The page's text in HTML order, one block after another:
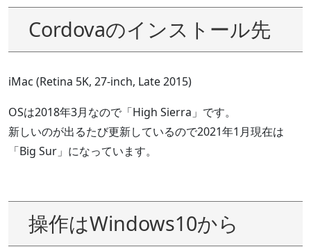
Cordovaのインストール先
iMac (Retina 5K, 27-inch, Late 2015)
OSは2018年3月なので「High Sierra」です。
新しいのが出るたび更新しているので2021年1月現在は
「Big Sur」になっています。
操作はWindows10から